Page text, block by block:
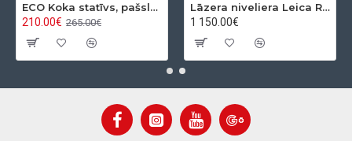
ECO Koka statīvs, pašslēdzošs, ar apaļo pamatni
210.00€ 265.00€
Lāzera niveliera Leica Rugby 610 + Rod eye 120 Basic komplekts
1 150.00€